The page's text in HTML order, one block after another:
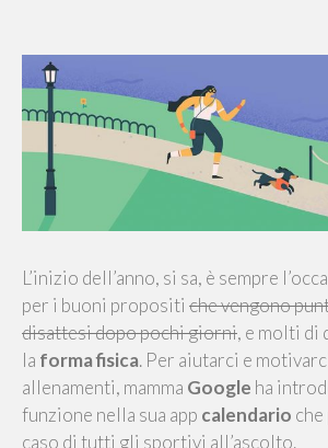
L’inizio dell’anno, si sa, è sempre
per i buoni propositi che vengono
disattesi dopo pochi giorni, e molti di
la forma fisica. Per aiutarci e
allenamenti, mamma Google ha
funzione nella sua app calendario
caso di tutti gli sportivi all’ascolto.